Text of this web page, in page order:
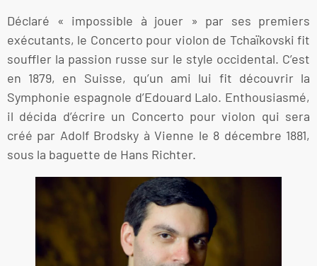
Déclaré « impossible à jouer » par ses premiers
exécutants, le Concerto pour violon de Tchaïkovski fit
souffler la passion russe sur le style occidental. C’est
en 1879, en Suisse, qu’un ami lui fit découvrir la
Symphonie espagnole d’Edouard Lalo. Enthousiasmé,
il décida d’écrire un Concerto pour violon qui sera
créé par Adolf Brodsky à Vienne le 8 décembre 1881,
sous la baguette de Hans Richter.